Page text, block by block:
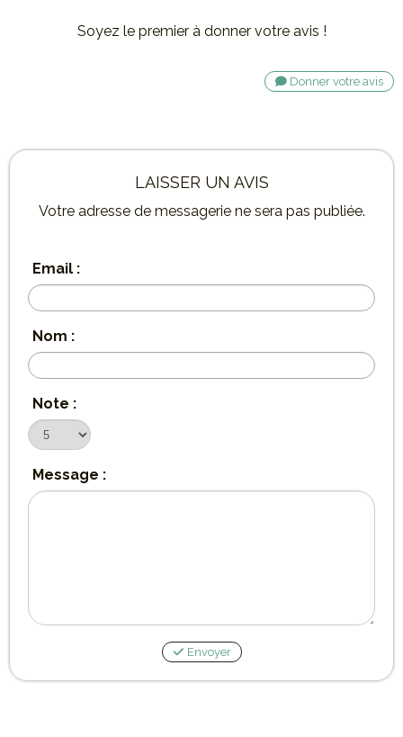
Soyez le premier à donner votre avis !
Donner votre avis
LAISSER UN AVIS
Votre adresse de messagerie ne sera pas publiée.
Email :
Nom :
Note :
Message :
Envoyer